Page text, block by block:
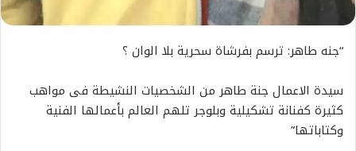
“جنه طاهر: ترسم بفرشاة سحرية بلا الوان ؟
سيدة الاعمال جنة طاهر من الشخصيات النشيطة فى مواهب
كثيرة كفنانة تشكيلية وبلوجر تلهم العالم بأعمالها الفنية
وكتاباتها”